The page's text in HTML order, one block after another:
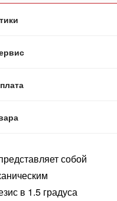
собой
в 1.5 градуса